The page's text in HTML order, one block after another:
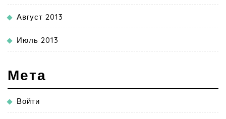
Август 2013
Июль 2013
Мета
Войти